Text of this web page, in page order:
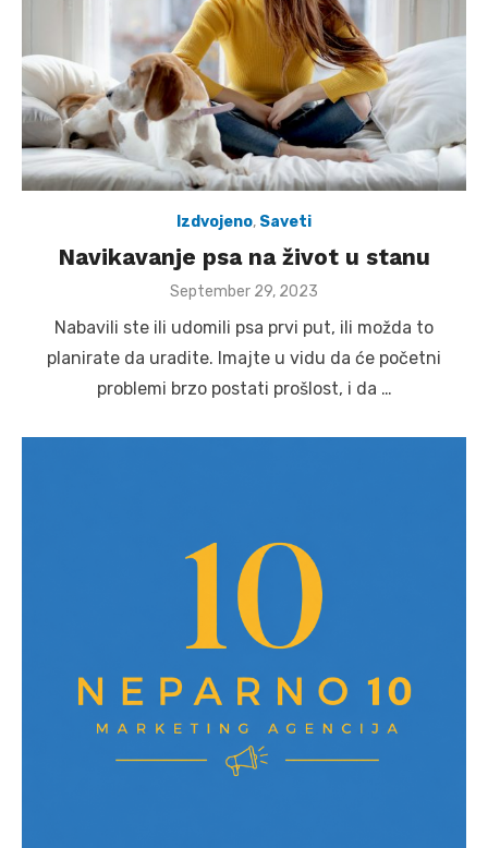
Izdvojeno, Saveti
Navikavanje psa na život u stanu
Posted
September 29, 2023
Nabavili ste ili udomili psa prvi put, ili možda to
planirate da uradite. Imajte u vidu da će početni
problemi brzo postati prošlost, i da …